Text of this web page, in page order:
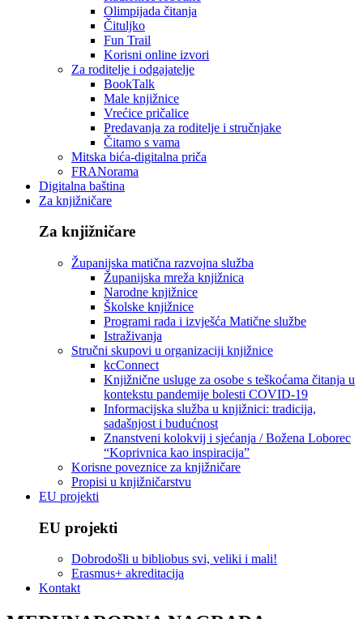
Olimpijada čitanja
Čituljko
Fun Trail
Korisni online izvori
Za roditelje i odgajatelje
BookTalk
Male knjižnice
Vrećice pričalice
Predavanja za roditelje i stručnjake
Čitamo s vama
Mitska bića-digitalna priča
FRANorama
Digitalna baština
Za knjižničare
Za knjižničare
Županijska matična razvojna služba
Županijska mreža knjižnica
Narodne knjižnice
Školske knjižnice
Programi rada i izvješća Matične službe
Istraživanja
Stručni skupovi u organizaciji knjižnice
kcConnect
Knjižnične usluge za osobe s teškoćama čitanja u
kontekstu pandemije bolesti COVID-19
Informacijska služba u knjižnici: tradicija,
sadašnjost i budućnost
Znanstveni kolokvij i sjećanja / Božena Loborec
“Koprivnica kao inspiracija”
Korisne poveznice za knjižničare
Propisi u knjižničarstvu
EU projekti
EU projekti
Dobrodošli u bibliobus svi, veliki i mali!
Erasmus+ akreditacija
Kontakt